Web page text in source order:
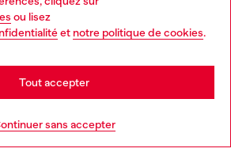
ou lisez
et notre politique de cookies.
sans accepter
Tout accepter
En savoir plus
France website, but it seems you
States